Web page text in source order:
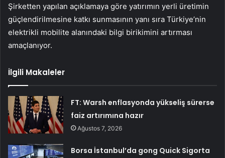
Şirketten yapılan açıklamaya göre yatırımın yerli üretimin
güçlendirilmesine katkı sunmasının yanı sıra Türkiye’nin
elektrikli mobilite alanındaki bilgi birikimini artırması
amaçlanıyor.
İlgili Makaleler
FT: Warsh enflasyonda yükseliş sürerse
faiz artırımına hazır
Ağustos 7, 2026
Borsa İstanbul’da gong Quick Sigorta